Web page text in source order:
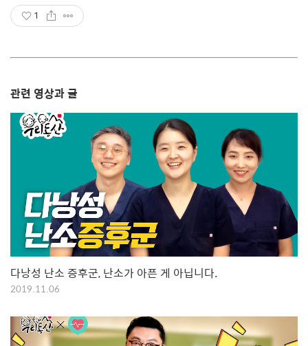
1
관련 영상과 글
다낭성 난소 증후군, 난소가 아픈 게 아닙니다.
2019.11.06